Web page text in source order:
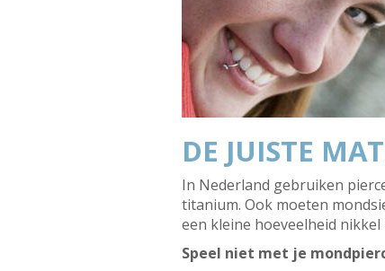
DE JUISTE
In Nederland gebruiken
titanium. Ook moeten
een kleine hoeveelheid
Speel niet met je